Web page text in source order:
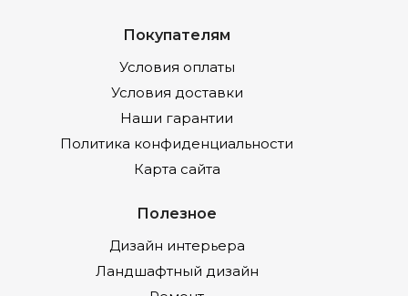
Покупателям
Условия оплаты
Условия доставки
Наши гарантии
Политика конфиденциальности
Карта сайта
Полезное
Дизайн интерьера
Ландшафтный дизайн